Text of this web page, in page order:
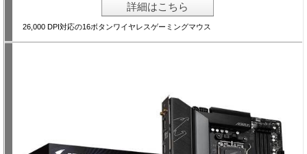
詳細はこちら
26,000 DPI対応の16ボタンワイヤレスゲーミングマウス